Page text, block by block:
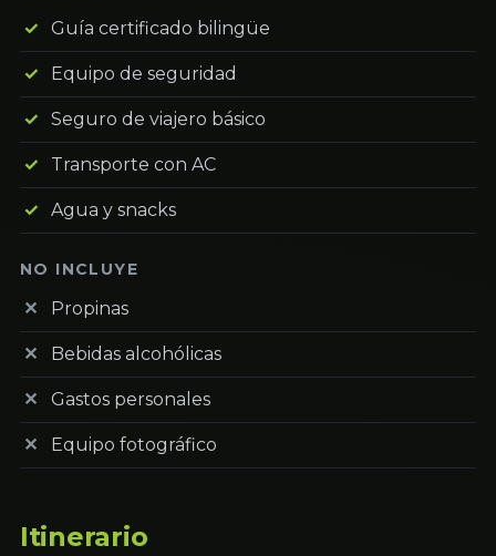
Guía certificado bilingüe
Equipo de seguridad
Seguro de viajero básico
Transporte con AC
Agua y snacks
NO INCLUYE
Propinas
Bebidas alcohólicas
Gastos personales
Equipo fotográfico
Itinerario